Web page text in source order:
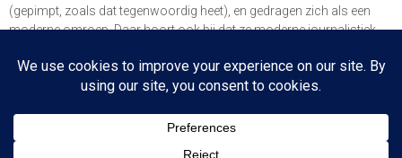
(gepimpt, zoals dat tegenwoordig heet), en gedragen zich als een
moderne omroep. Daar hoort ook bij dat ze moderne journalistiek
LEES VERDER
Since 2003 © All Rights Reserved | Foto's Robbert Baruch tenzij anders vermeld